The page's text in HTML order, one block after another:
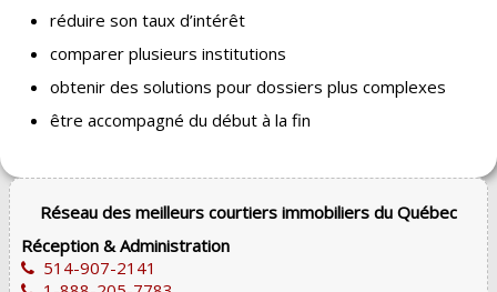
réduire son taux d’intérêt
comparer plusieurs institutions
obtenir des solutions pour dossiers plus complexes
être accompagné du début à la fin
Réseau des meilleurs courtiers immobiliers du Québec
Réception & Administration
514-907-2141